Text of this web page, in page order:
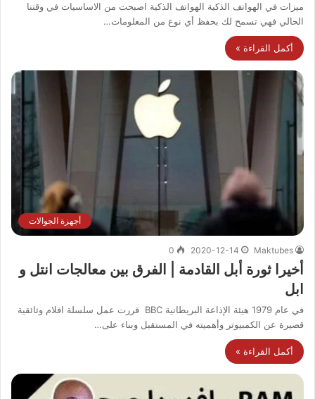
ميزات في الهواتف الذكية الهواتف الذكية اصبحت من الاساسيات في وقتنا
الحالي فهي تسمح لك بحفظ أي نوع من المعلومات…
أكمل القراءة »
أجهزة الجوالات
Maktubes
2020-12-14
0
أخيرا ثورة أبل القادمة | الفرق بين معالجات انتل و
ابل
في عام 1979 هيئة الإذاعة البريطانية BBC قررت عمل سلسلة افلام وثائقية
قصيرة عن الكمبيوتر وأهميته في المستقبل وبناء على…
أكمل القراءة »